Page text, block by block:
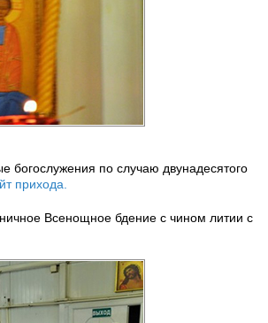
богослужения по случаю двунадесятого
прихода.
Всенощное бдение с чином литии с